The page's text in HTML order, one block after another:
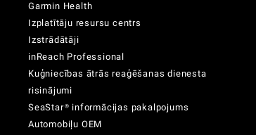
Garmin Health
Izplatītāju resursu centrs
Izstrādātāji
inReach Professional
Kuģniecības ātrās reaģēšanas dienesta
risinājumi
SeaStar® informācijas pakalpojums
Automobiļu OEM